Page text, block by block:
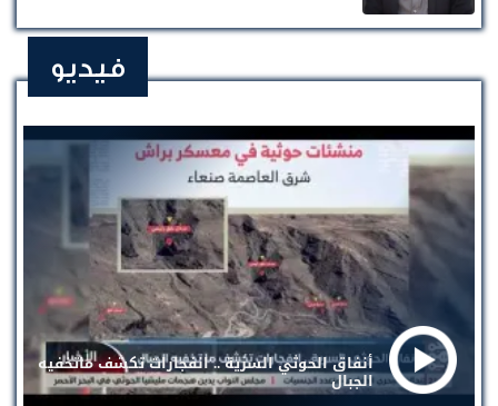
فيديو
أنفاق الحوثي السرية .. انفجارات تكشف ماتخفيه
الجبال